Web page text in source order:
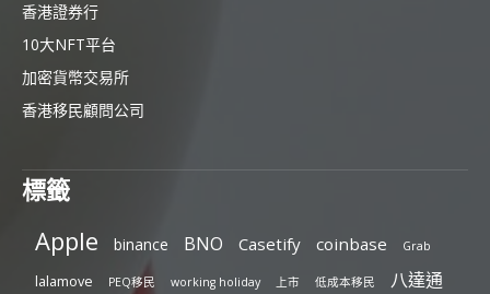
香港證券行
10大NFT平台
加密貨幣交易所
香港移民顧問公司
標籤
Apple binance BNO Casetify coinbase Grab
lalamove PEQ移民 working holiday 上市 低成本移民 八達通